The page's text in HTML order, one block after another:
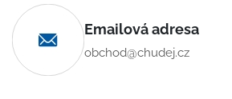
Emailová adresa
obchod@chudej.cz